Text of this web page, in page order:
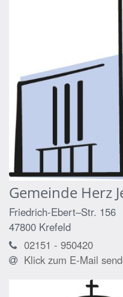
Gemeinde Herz
Friedrich-Ebert–Str. 156
47800 Krefeld
02151 - 950420
Klick zum E-Mail